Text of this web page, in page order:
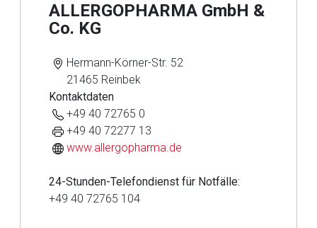
ALLERGOPHARMA GmbH &
Co. KG
Hermann-Körner-Str. 52
21465 Reinbek
Kontaktdaten
+49 40 72765 0
+49 40 72277 13
www.allergopharma.de
24-Stunden-Telefondienst für Notfälle:
+49 40 72765 104
Aufruf einer externen Seite